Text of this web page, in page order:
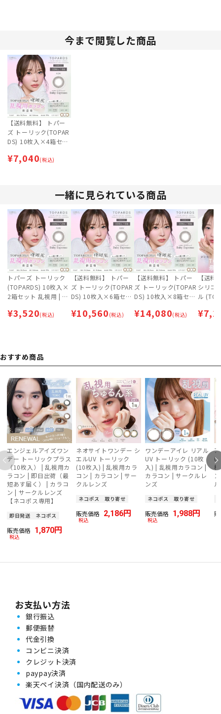
今まで閲覧した商品
【送料無料】 トパー
ズ トーリック(TOPAR
DS) 10枚入×4箱セッ
指原莉乃 【ネコポス
¥7,040(税込)
一緒に見られている商品
トパーズ トーリック
(TOPARDS) 10枚入×
2箱セット 乱視用 | カ
¥3,520(税込)
【送料無料】 トパー
ズ トーリック(TOPAR
DS) 10枚入×6箱セッ
指原莉乃 【ネコポス
¥10,560 (税込)
【送料無料】 トパー
ズ トーリック(TOPAR
DS) 10枚入×8箱セッ
指原莉乃 【ネコポス
¥14,080(税込)
【送料
シリコ
ル
入 ×4
¥
おすすめ商品
エンジェルアイズワン
デー トーリックプラス
（10枚入） | 乱視用カ
ラコン | 即日出荷（最
短あす届く） | カラコ
ン | サークルレンズ
【ネコポス専用】
即日発送 ネコポス
販売価格 1,870
税込
ネオサイトワンデー シ
エルUV トーリック
(10枚入) | 乱視用カラ
コン | カラコン | サー
クルレンズ
ネコポス 取り寄せ
販売価格 2,186
税込
ワンデーアイレ リアル
UV トーリック (10枚
入) | 乱視用カラコン |
カラコン | サークルレ
ンズ
ネコポス 取り寄せ
販売価格 1,988
税込
お支払い方法
銀行振込
郵便振替
代金引換
コンビニ決済
クレジット決済
paypay決済
楽天ペイ決済（国内配送のみ）